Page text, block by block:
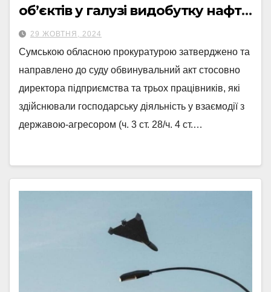
об’єктів у галузі видобутку нафти
та газу
29 ЖОВТНЯ, 2024
Сумською обласною прокуратурою затверджено та
направлено до суду обвинувальний акт стосовно
директора підприємства та трьох працівників, які
здійснювали господарську діяльність у взаємодії з
державою-агресором (ч. 3 ст. 28/ч. 4 ст.…